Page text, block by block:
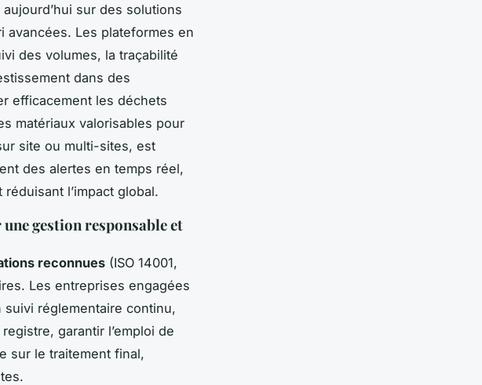
sur des solutions
Les plateformes en
des volumes, la traçabilité
dans des
efficacement les déchets
matériaux valorisables pour
site ou multi-sites, est
des alertes en temps réel,
réduisant l’impact global.
gestion responsable et
reconnues (ISO 14001,
Les entreprises engagées
réglementaire continu,
garantir l’emploi de
sur le traitement final,